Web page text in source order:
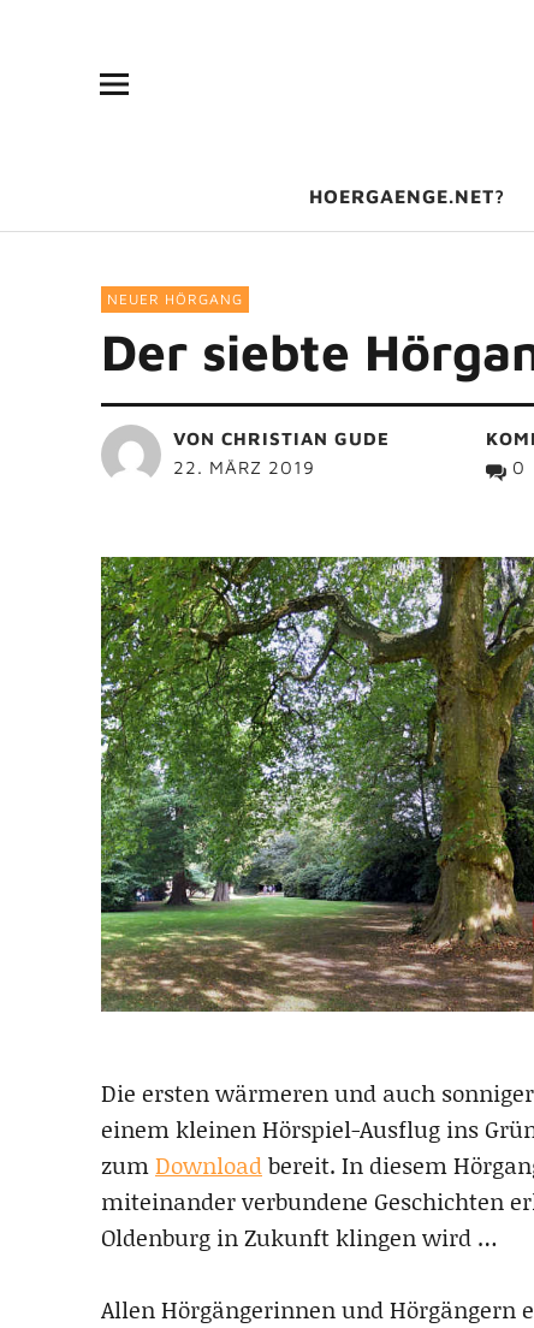
HOERGAENGE.NET?
NEUER HÖRGANG
Der siebte
VON CHRISTIAN GUDE
22. MÄRZ 2019
0
Die ersten wärmeren und auch
einem kleinen Hörspiel-Ausflug ins
zumDownloadbereit. In diesem
miteinander verbundene Geschichten
Oldenburg in Zukunft klingen wird …
Allen Hörgängerinnen und